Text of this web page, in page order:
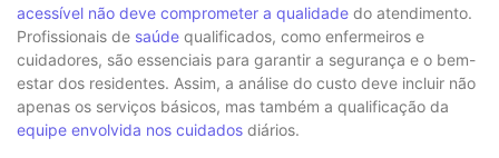
acessível não deve comprometer a qualidade do atendimento.
Profissionais de saúde qualificados, como enfermeiros e
cuidadores, são essenciais para garantir a segurança e o bem-
estar dos residentes. Assim, a análise do custo deve incluir não
apenas os serviços básicos, mas também a qualificação da
equipe envolvida nos cuidados diários.